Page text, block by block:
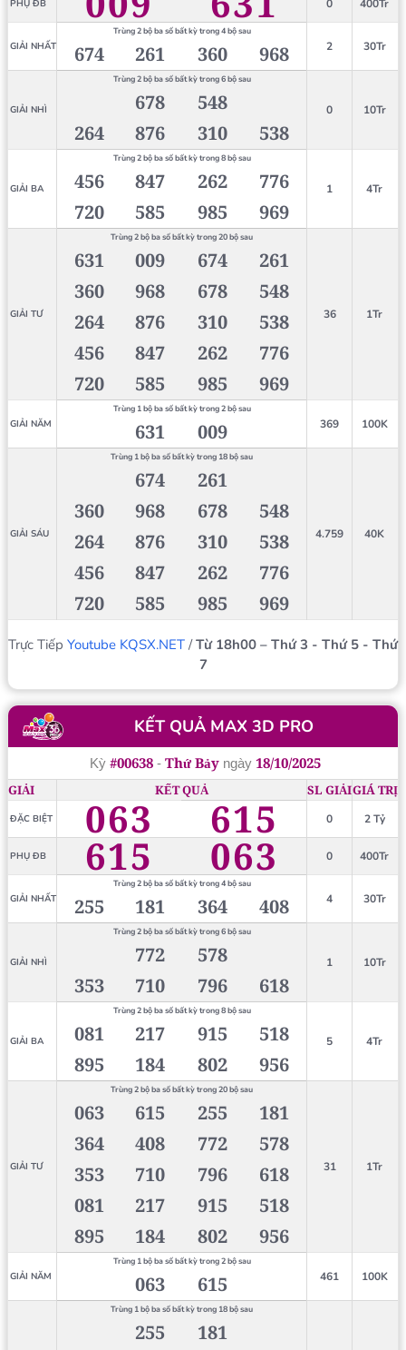
PHỤ ĐB 0 400Tr
GIẢI NHẤT
Trùng 2 bộ ba số bất kỳ trong 4 bộ sau
2 30Tr
674 261 360 968
GIẢI NHÌ
Trùng 2 bộ ba số bất kỳ trong 6 bộ sau
0 10Tr
678
548
264
876 310 538
GIẢI BA
Trùng 2 bộ ba số bất kỳ trong 8 bộ sau
1 4Tr
456 847 262
776
720
585 985 969
GIẢI TƯ
Trùng 2 bộ ba số bất kỳ trong 20 bộ sau
36 1Tr
631 009 674
261
360
968 678
548
264
876 310
538
456
847 262
776
720
585 985 969
GIẢI NĂM
Trùng 1 bộ ba số bất kỳ trong 2 bộ sau
369 100K
631 009
GIẢI SÁU
Trùng 1 bộ ba số bất kỳ trong 18 bộ sau
4.759 40K
674
261
360
968 678
548
264
876 310
538
456
847 262
776
720
585 985 969
Trực Tiếp Youtube KQSX.NET /Từ 18h00 – Thứ 3 - Thứ 5 - Thứ
7
KẾT QUẢ MAX 3D PRO
Kỳ #00638- Thứ Bảyngày 18/10/2025
GIẢI KẾT QUẢ SL GIẢIGIÁ TRỊ
ĐẶC BIỆT 063 615 0 2 Tỷ
PHỤ ĐB 615 063 0 400Tr
GIẢI NHẤT
Trùng 2 bộ ba số bất kỳ trong 4 bộ sau
4 30Tr
255 181 364 408
GIẢI NHÌ
Trùng 2 bộ ba số bất kỳ trong 6 bộ sau
1 10Tr
772
578
353
710 796 618
GIẢI BA
Trùng 2 bộ ba số bất kỳ trong 8 bộ sau
5 4Tr
081 217 915
518
895
184 802 956
GIẢI TƯ
Trùng 2 bộ ba số bất kỳ trong 20 bộ sau
31 1Tr
063 615 255
181
364
408 772
578
353
710 796
618
081
217 915
518
895
184 802 956
GIẢI NĂM
Trùng 1 bộ ba số bất kỳ trong 2 bộ sau
461 100K
063 615
Trùng 1 bộ ba số bất kỳ trong 18 bộ sau
255
181